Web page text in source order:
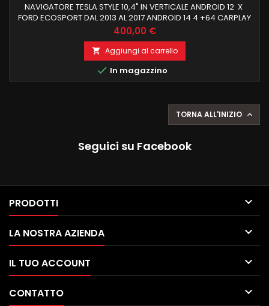
NAVIGATORE TESLA STYLE 10,4" IN VERTICALE ANDROID 12 X
FORD ECOSPORT DAL 2013 AL 2017 ANDROID 14 4 +64 CARPLAY
INTEGRATO E ANDROID AUTO PROCESSORE OCTACORE
RECUPERO FUNZIONI DI BORDO
Prezzo
400,00 €
 Aggiungi al carrello
 In magazzino
TORNA ALL'INIZIO 
Seguici su Facebook
PRODOTTI 
LA NOSTRA AZIENDA 
IL TUO ACCOUNT 
CONTATTO 